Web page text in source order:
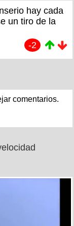
hay cada
un tiro de la
-2
comentarios.